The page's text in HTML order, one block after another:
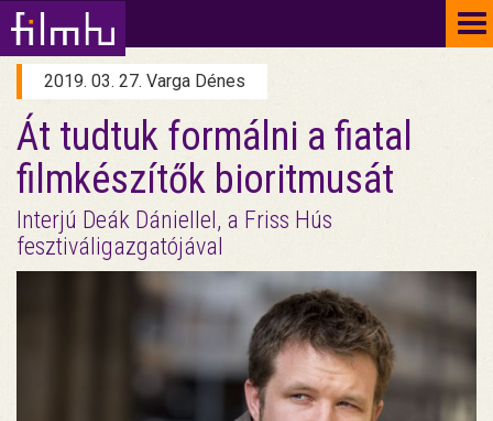
2019. 03. 27. Varga Dénes
Át tudtuk formálni a fiatal
filmkészítők bioritmusát
Interjú Deák Dániellel, a Friss Hús
fesztiváligazgatójával